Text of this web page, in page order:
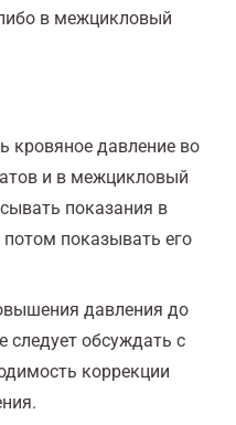
в межцикловый
кровяное давление во
и в межцикловый
показания в
показывать его
давления до
обсуждать с
коррекции